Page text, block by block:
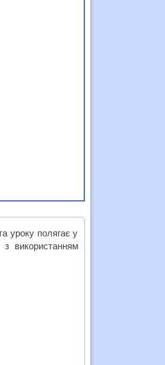
уроку полягає у
з використанням